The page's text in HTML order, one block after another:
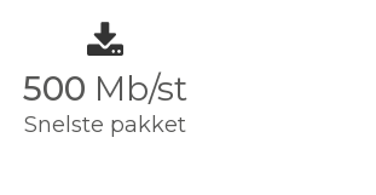
500 Mb/st
Snelste pakket